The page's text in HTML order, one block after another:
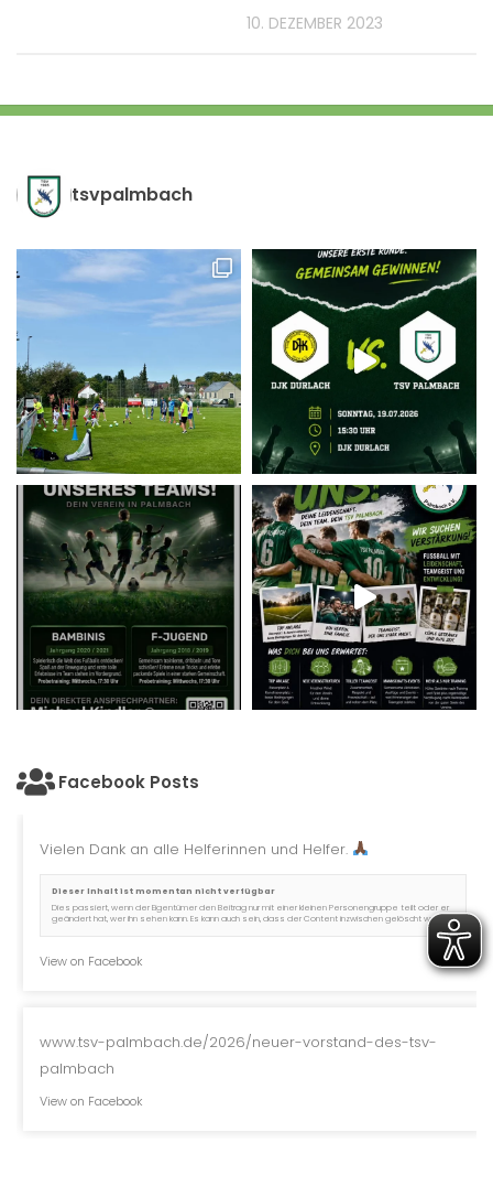
10. DEZEMBER 2023
tsvpalmbach
Facebook Posts
Vielen Dank an alle Helferinnen und Helfer.
Dieser Inhalt ist momentan nicht verfügbar
Dies passiert, wenn der Eigentümer den Beitrag nur mit einer kleinen Personengruppe teilt oder er
geändert hat, wer ihn sehen kann. Es kann auch sein, dass der Content inzwischen gelöscht wurde.
View on Facebook
www.tsv-palmbach.de/2026/neuer-vorstand-des-tsv-
palmbach
View on Facebook